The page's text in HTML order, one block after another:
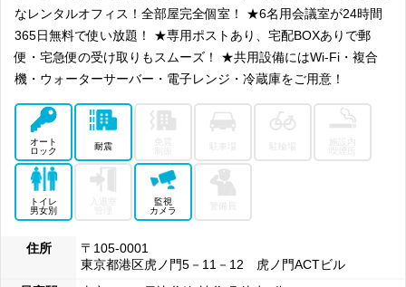
なレンタルオフィス！全部屋完全個室！ ★6名用会議室が24時間
365日無料で使い放題！ ★専用ポストあり、宅配BOXありで郵
便・宅急便の受け取りもスムーズ！ ★共用設備にはWi-Fi・複合
機・ウォーターサーバー・電子レンジ・冷蔵庫をご用意！
オート
ロック
耐震
喫煙所
トイレ
男女別
入退室
監視
カメラ
警備員
住所
〒105-0001
東京都港区虎ノ門5－11－12 虎ノ門ACTビル